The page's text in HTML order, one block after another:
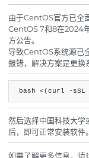
主机密码
周期
月
季
由于CentOS官方已全
CentOS 7和8在2024
方公告。
导致CentOS系统源已
报错，解决方案是更换
bash <(curl -
然后选择中国科技大学
后，即可正常安装软件。
如需了解更多信息，请